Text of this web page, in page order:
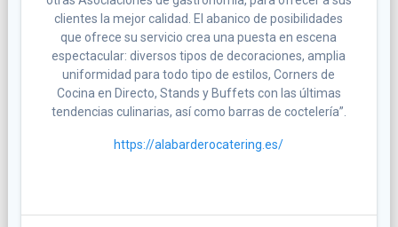
clientes la mejor calidad. El abanico de posibilidades
que ofrece su servicio crea una puesta en escena
espectacular: diversos tipos de decoraciones, amplia
uniformidad para todo tipo de estilos, Corners de
Cocina en Directo, Stands y Buffets con las últimas
tendencias culinarias, así como barras de coctelería”.
https://alabarderocatering.es/